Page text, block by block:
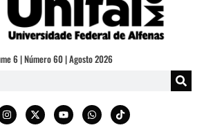
Canais
6 | Número 60 | Agosto 2026